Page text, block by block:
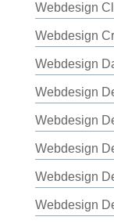
Webdesign
Webdesign
Webdesign
Webdesign
Webdesign
Webdesign
Webdesign
Webdesign